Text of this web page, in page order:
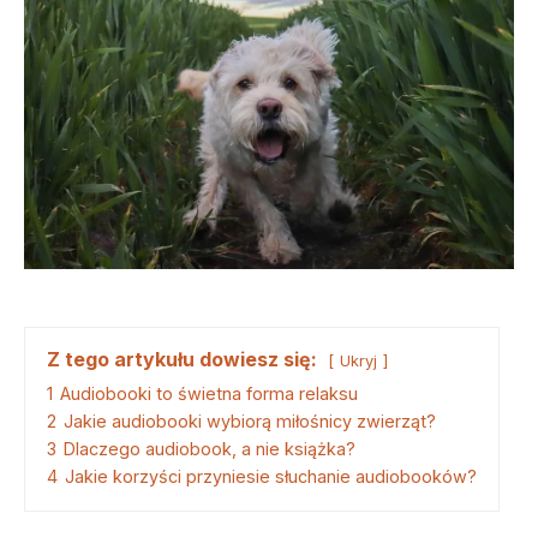
Z tego artykułu dowiesz się: Ukryj
1 Audiobooki to świetna forma relaksu
2 Jakie audiobooki wybiorą miłośnicy zwierząt?
3 Dlaczego audiobook, a nie książka?
4 Jakie korzyści przyniesie słuchanie audiobooków?